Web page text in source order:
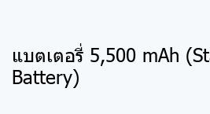
แบตเตอรี่ 5,500 mAh
Battery)